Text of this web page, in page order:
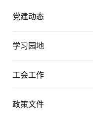
党建动态
学习园地
工会工作
政策文件